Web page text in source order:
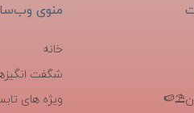
منوی
خانه
شگفت
ویژه های